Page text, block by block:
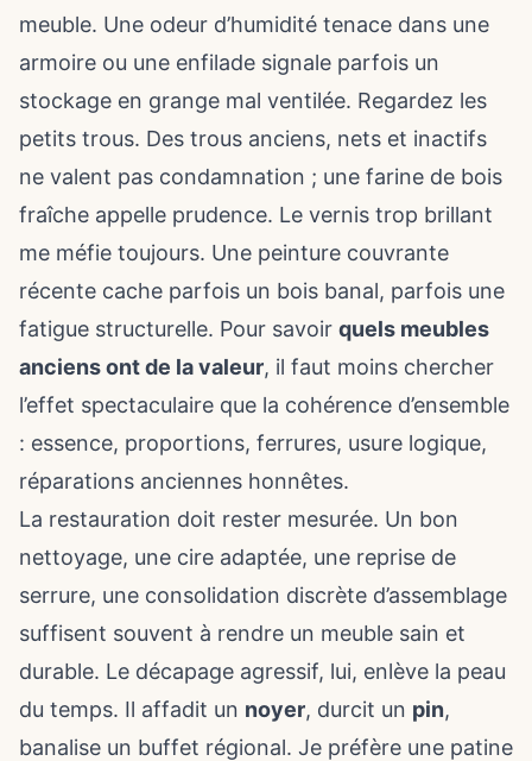
meuble. Une odeur d’humidité tenace dans une
armoire ou une enfilade signale parfois un
stockage en grange mal ventilée. Regardez les
petits trous. Des trous anciens, nets et inactifs
ne valent pas condamnation ; une farine de bois
fraîche appelle prudence. Le vernis trop brillant
me méfie toujours. Une peinture couvrante
récente cache parfois un bois banal, parfois une
fatigue structurelle. Pour savoir quels meubles
anciens ont de la valeur, il faut moins chercher
l’effet spectaculaire que la cohérence d’ensemble
: essence, proportions, ferrures, usure logique,
réparations anciennes honnêtes.
La restauration doit rester mesurée. Un bon
nettoyage, une cire adaptée, une reprise de
serrure, une consolidation discrète d’assemblage
suffisent souvent à rendre un meuble sain et
durable. Le décapage agressif, lui, enlève la peau
du temps. Il affadit un noyer, durcit un pin,
banalise un buffet régional. Je préfère une patine